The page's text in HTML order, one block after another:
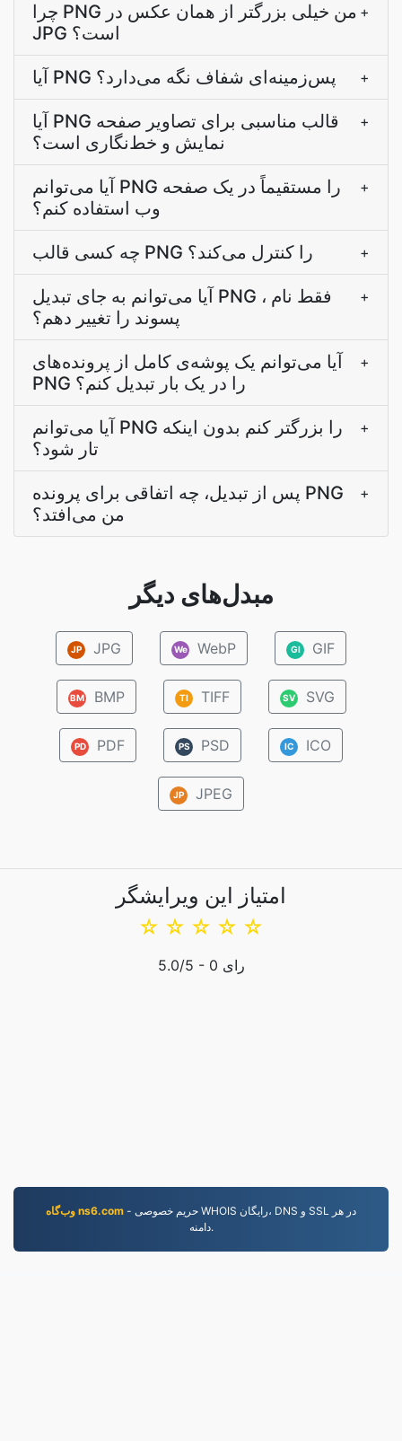
چرا PNG من خیلی بزرگتر از همان عکس در
JPG است؟
+
آیا PNG پس‌زمینه‌ای شفاف نگه می‌دارد؟ +
آیا PNG قالب مناسبی برای تصاویر صفحه
نمایش و خط‌نگاری است؟
+
آیا می‌توانم PNG را مستقیماً در یک صفحه
وب استفاده کنم؟
+
چه کسی قالب PNG را کنترل می‌کند؟ +
آیا می‌توانم به جای تبدیل PNG ، فقط نام
پسوند را تغییر دهم؟
+
آیا می‌توانم یک پوشه‌ی کامل از پرونده‌های
PNG را در یک بار تبدیل کنم؟
+
آیا می‌توانم PNG را بزرگتر کنم بدون اینکه
تار شود؟
+
پس از تبدیل، چه اتفاقی برای پرونده PNG
من می‌افتد؟
+
مبدل‌های دیگر
JP JPG We WebP GI GIF
BM BMP TI TIFF SV SVG
PD PDF PS PSD IC ICO
JP JPEG
امتیاز این ویرایشگر
☆
☆
☆
☆
☆
5.0/5 - 0 رای
وب‌گاه ns6.com - حریم خصوصی WHOIS رایگان، DNS و SSL در هر
دامنه.